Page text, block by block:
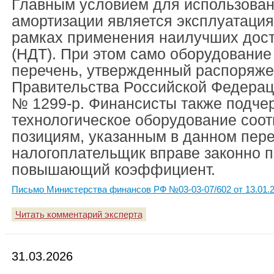
Главным условием для
амортизации является
рамках применения наилучших
(НДТ). При этом само
перечень, утвержденный
Правительства Российской
№ 1299-р. Финансисты также
технологическое оборудование
позициям, указанным в данном
налогоплательщик вправе законно
повышающий коэффициент.
Письмо Министерства финансов РФ №03-03-07/602 от
Читать комментарий эксперта
31.03.2026